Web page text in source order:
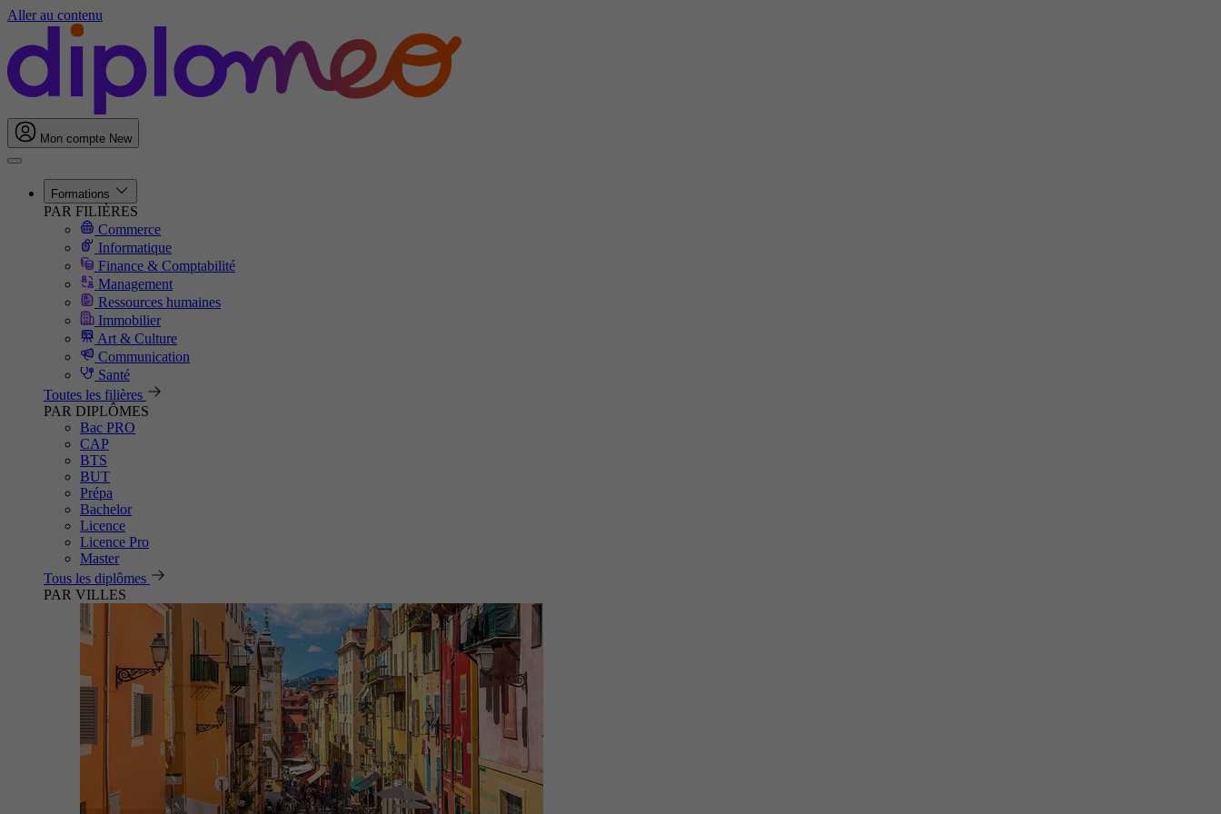
Aller au contenu
Mon compte New
Formations
PAR FILIÈRES
Commerce
Informatique
Finance & Comptabilité
Management
Ressources humaines
Immobilier
Art & Culture
Communication
Santé
Toutes les filières
PAR DIPLÔMES
Bac PRO
CAP
BTS
BUT
Prépa
Bachelor
Licence
Licence Pro
Master
Tous les diplômes
PAR VILLES